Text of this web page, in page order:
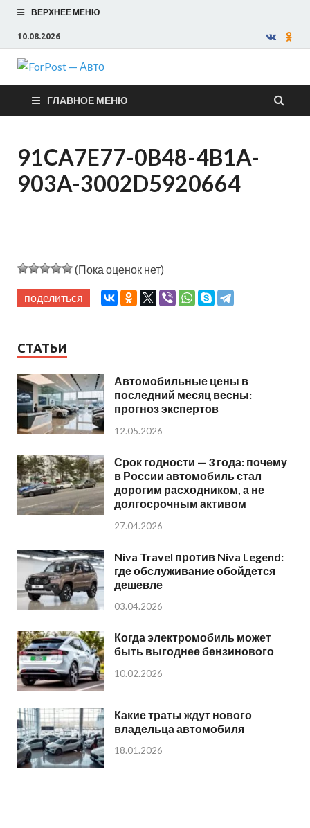
ВЕРХНЕЕ МЕНЮ
10.08.2026
ForPost —
Авто
ГЛАВНОЕ МЕНЮ
91CA7E77-0B48-4B1A-
903A-3002D5920664
(Пока оценок нет)
поделиться
СТАТЬИ
Автомобильные цены в
последний месяц весны:
прогноз экспертов
12.05.2026
Срок годности — 3 года: почему
в России автомобиль стал
дорогим расходником, а не
долгосрочным активом
27.04.2026
Niva Travel против Niva Legend:
где обслуживание обойдется
дешевле
03.04.2026
Когда электромобиль может
быть выгоднее бензинового
10.02.2026
Какие траты ждут нового
владельца автомобиля
18.01.2026